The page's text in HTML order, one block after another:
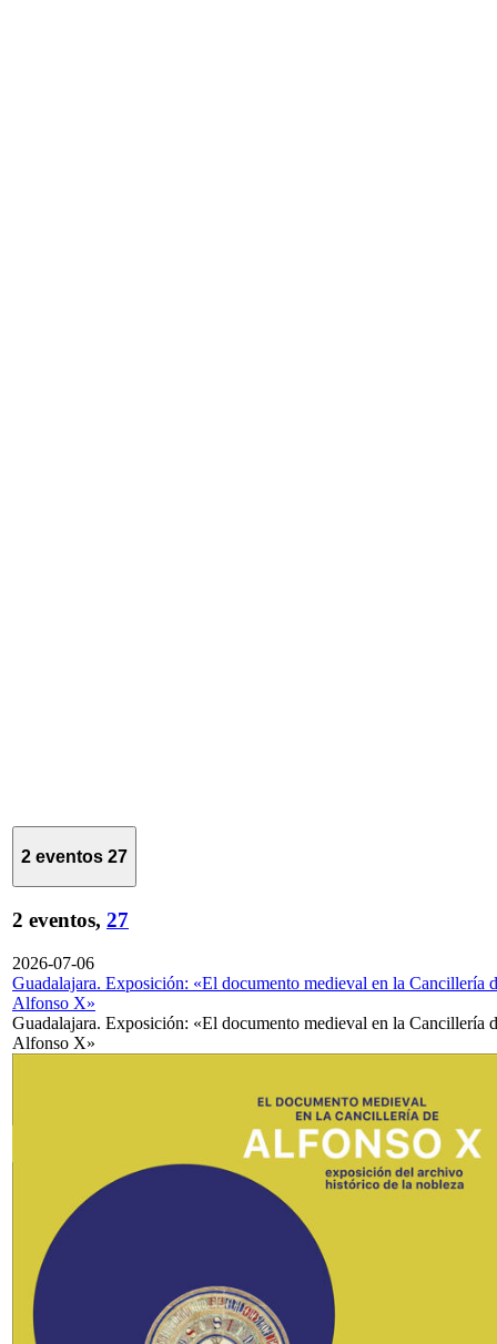
2 eventos 27
2 eventos, 27
2026-07-06
Guadalajara. Exposición: «El documento medieval en la Cancillería
Alfonso X»
Guadalajara. Exposición: «El documento medieval en la Cancillería
Alfonso X»